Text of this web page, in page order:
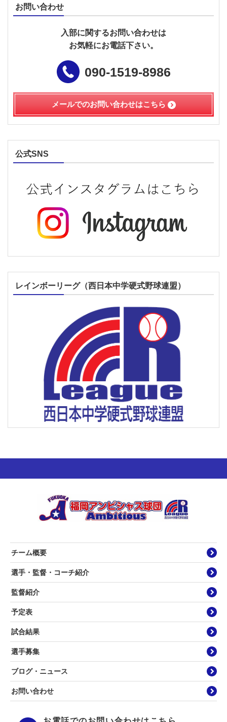
お問い合わせ
入部に関するお問い合わせは
お気軽にお電話下さい。
090-1519-8986
メールでのお問い合わせはこちら
公式SNS
レインボーリーグ（西日本中学硬式野球連盟）
チーム概要
選手・監督・コーチ紹介
監督紹介
予定表
試合結果
選手募集
ブログ・ニュース
お問い合わせ